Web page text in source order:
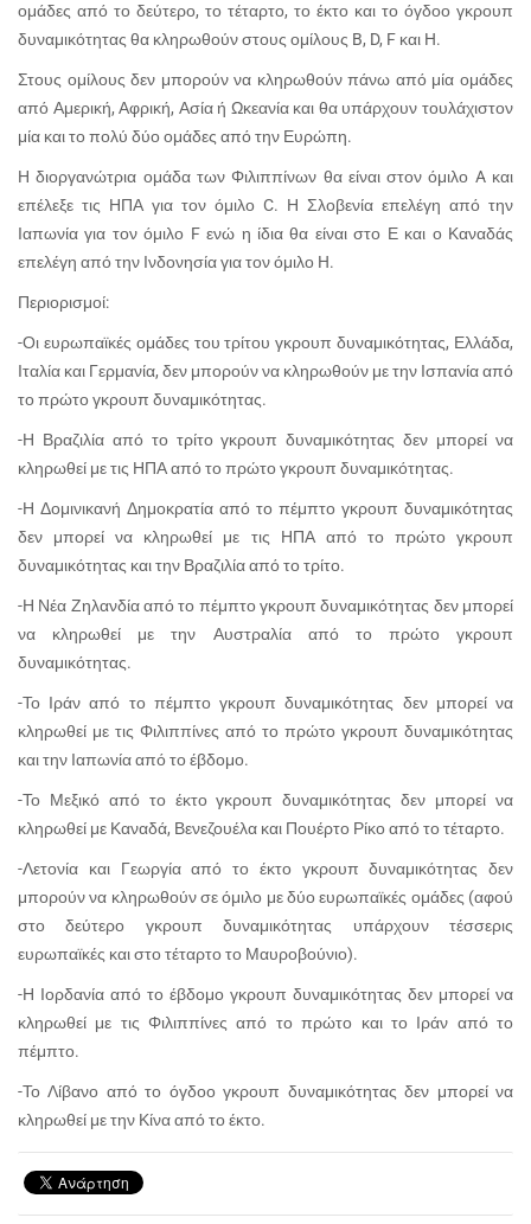
ομάδες από το δεύτερο, το τέταρτο, το έκτο και το όγδοο γκρουπ
δυναμικότητας θα κληρωθούν στους ομίλους B, D, F και H.
Στους ομίλους δεν μπορούν να κληρωθούν πάνω από μία ομάδες
από Αμερική, Αφρική, Ασία ή Ωκεανία και θα υπάρχουν τουλάχιστον
μία και το πολύ δύο ομάδες από την Ευρώπη.
Η διοργανώτρια ομάδα των Φιλιππίνων θα είναι στον όμιλο A και
επέλεξε τις ΗΠΑ για τον όμιλο C. Η Σλοβενία επελέγη από την
Ιαπωνία για τον όμιλο F ενώ η ίδια θα είναι στο Ε και ο Καναδάς
επελέγη από την Ινδονησία για τον όμιλο H.
Περιορισμοί:
-Οι ευρωπαϊκές ομάδες του τρίτου γκρουπ δυναμικότητας, Ελλάδα,
Ιταλία και Γερμανία, δεν μπορούν να κληρωθούν με την Ισπανία από
το πρώτο γκρουπ δυναμικότητας.
-Η Βραζιλία από το τρίτο γκρουπ δυναμικότητας δεν μπορεί να
κληρωθεί με τις ΗΠΑ από το πρώτο γκρουπ δυναμικότητας.
-Η Δομινικανή Δημοκρατία από το πέμπτο γκρουπ δυναμικότητας
δεν μπορεί να κληρωθεί με τις ΗΠΑ από το πρώτο γκρουπ
δυναμικότητας και την Βραζιλία από το τρίτο.
-Η Νέα Ζηλανδία από το πέμπτο γκρουπ δυναμικότητας δεν μπορεί
να κληρωθεί με την Αυστραλία από το πρώτο γκρουπ
δυναμικότητας.
-Το Ιράν από το πέμπτο γκρουπ δυναμικότητας δεν μπορεί να
κληρωθεί με τις Φιλιππίνες από το πρώτο γκρουπ δυναμικότητας
και την Ιαπωνία από το έβδομο.
-Το Μεξικό από το έκτο γκρουπ δυναμικότητας δεν μπορεί να
κληρωθεί με Καναδά, Βενεζουέλα και Πουέρτο Ρίκο από το τέταρτο.
-Λετονία και Γεωργία από το έκτο γκρουπ δυναμικότητας δεν
μπορούν να κληρωθούν σε όμιλο με δύο ευρωπαϊκές ομάδες (αφού
στο δεύτερο γκρουπ δυναμικότητας υπάρχουν τέσσερις
ευρωπαϊκές και στο τέταρτο το Μαυροβούνιο).
-Η Ιορδανία από το έβδομο γκρουπ δυναμικότητας δεν μπορεί να
κληρωθεί με τις Φιλιππίνες από το πρώτο και το Ιράν από το
πέμπτο.
-Το Λίβανο από το όγδοο γκρουπ δυναμικότητας δεν μπορεί να
κληρωθεί με την Κίνα από το έκτο.